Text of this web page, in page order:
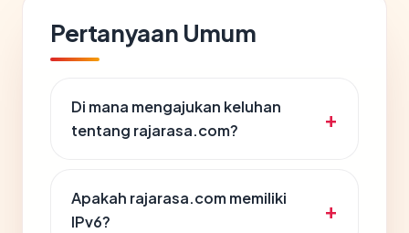
Pertanyaan Umum
Di mana mengajukan keluhan
tentang rajarasa.com?
Apakah rajarasa.com memiliki
IPv6?